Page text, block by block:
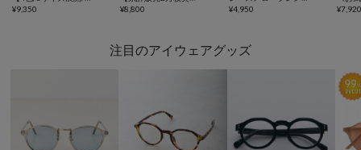
¥9,350
¥8,800
¥4,950 ¥
注目のアイウェアグッズ